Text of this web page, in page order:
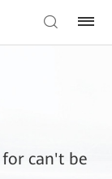
can't be